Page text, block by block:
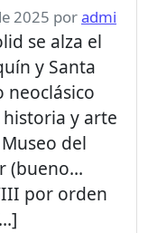
2025 poradmi
se alza el
y Santa
neoclásico
y arte
del
(bueno…
por orden